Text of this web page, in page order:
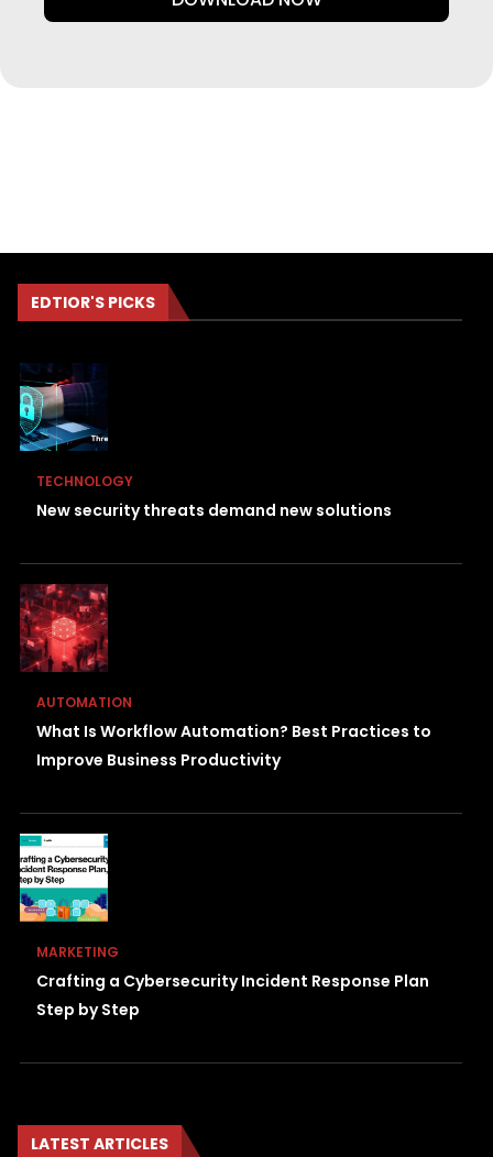
EDTIOR'S PICKS
TECHNOLOGY
New security threats demand new solutions
AUTOMATION
What Is Workflow Automation? Best Practices to
Improve Business Productivity
MARKETING
Crafting a Cybersecurity Incident Response Plan
Step by Step
LATEST ARTICLES